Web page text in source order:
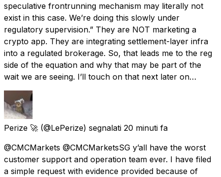
speculative frontrunning mechanism may literally not
exist in this case. We’re doing this slowly under
regulatory supervision.” They are NOT marketing a
crypto app. They are integrating settlement-layer infra
into a regulated brokerage. So, that leads me to the reg
side of the equation and why that may be part of the
wait we are seeing. I’ll touch on that next later on…
Perize 🚀 (@LePerize) segnalati 20 minuti fa
@CMCMarkets @CMCMarketsSG y’all have the worst
customer support and operation team ever. I have filed
a simple request with evidence provided because of